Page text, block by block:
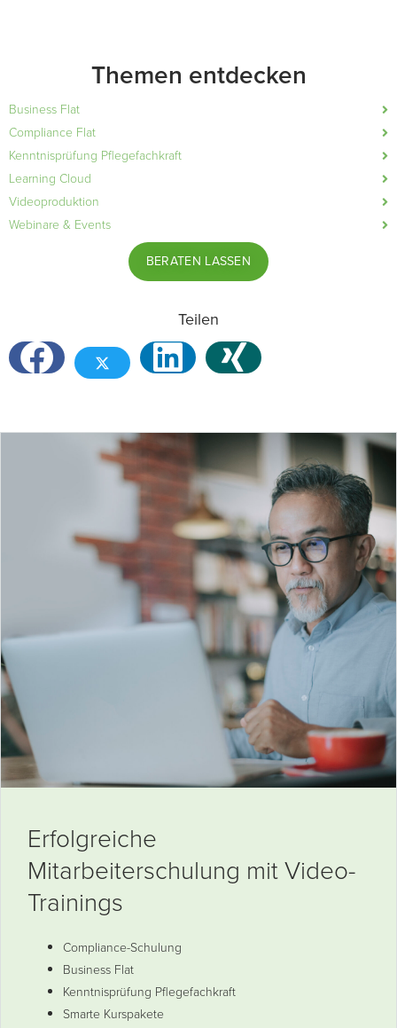
Themen entdecken
Business Flat
Compliance Flat
Kenntnisprüfung Pflegefachkraft
Learning Cloud
Videoproduktion
Webinare & Events
BERATEN LASSEN
Teilen
Erfolgreiche
Mitarbeiterschulung mit Video-
Trainings
Compliance-Schulung
Business Flat
Kenntnisprüfung Pflegefachkraft
Smarte Kurspakete